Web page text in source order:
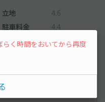
立地
4.6
駐車料金
4.4
241件
く時間をおいてから再度